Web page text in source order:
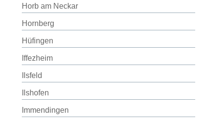
Horb am Neckar
Hornberg
Hüfingen
Iffezheim
Ilsfeld
Ilshofen
Immendingen